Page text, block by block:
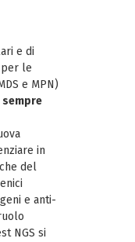
e di
le
e MPN)
sempre
in
del
e anti-
NGS si